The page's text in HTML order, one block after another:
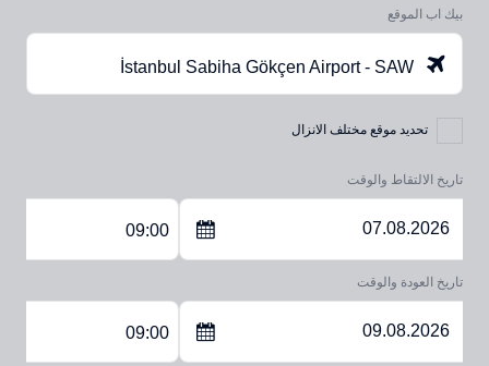
بيك اب الموقع
تحديد موقع مختلف الانزال
تاريخ الالتقاط والوقت
09:00
تاريخ العودة والوقت
09:00